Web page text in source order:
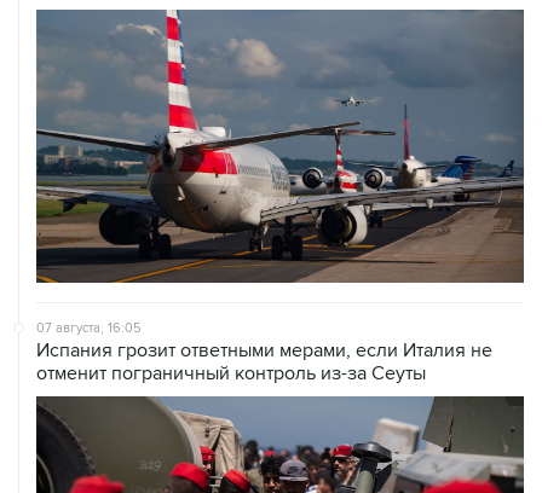
07 августа, 16:05
Испания грозит ответными мерами, если Италия не
отменит пограничный контроль из-за Сеуты